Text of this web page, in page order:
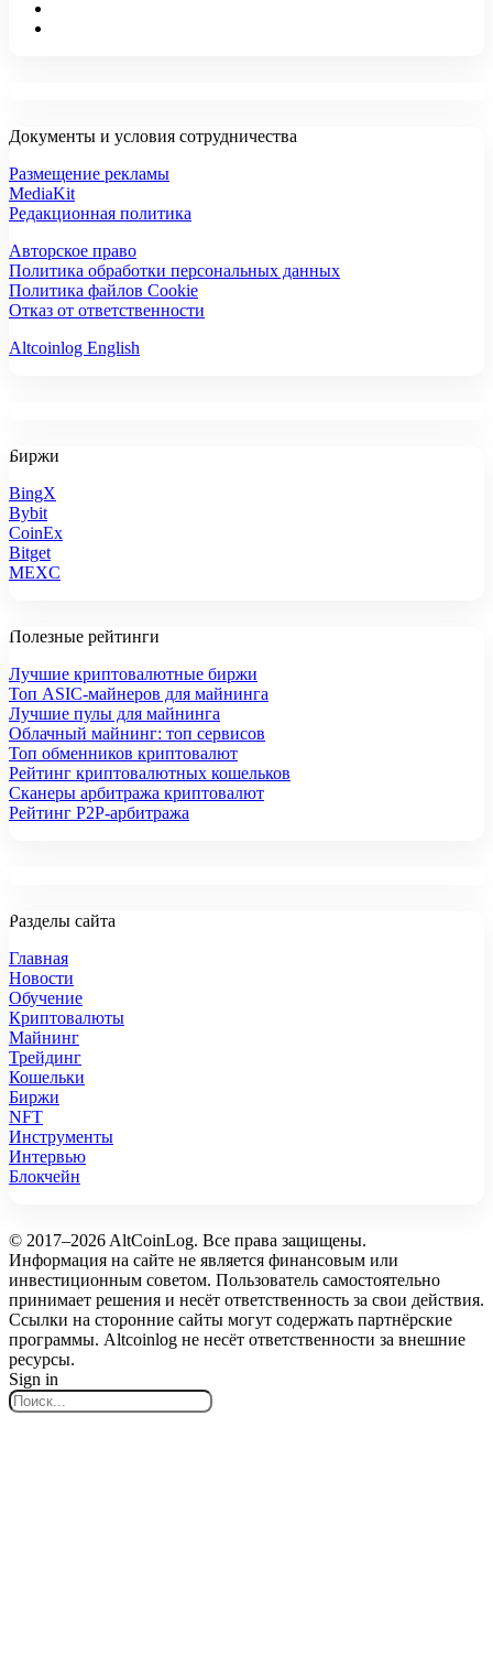
Документы и условия сотрудничества
Размещение рекламы
MediaKit
Редакционная политика
Авторское право
Политика обработки персональных данных
Политика файлов Cookie
Отказ от ответственности
Altcoinlog English
Биржи
BingX
Bybit
CoinEx
Bitget
MEXC
Полезные рейтинги
Лучшие криптовалютные биржи
Топ ASIC-майнеров для майнинга
Лучшие пулы для майнинга
Облачный майнинг: топ сервисов
Топ обменников криптовалют
Рейтинг криптовалютных кошельков
Сканеры арбитража криптовалют
Рейтинг P2P-арбитража
Разделы сайта
Главная
Новости
Обучение
Криптовалюты
Майнинг
Трейдинг
Кошельки
Биржи
NFT
Инструменты
Интервью
Блокчейн
© 2017–2026 AltCoinLog. Все права защищены.
Информация на сайте не является финансовым или
инвестиционным советом. Пользователь самостоятельно
принимает решения и несёт ответственность за свои действия.
Ссылки на сторонние сайты могут содержать партнёрские
программы. Altcoinlog не несёт ответственности за внешние
ресурсы.
Sign in